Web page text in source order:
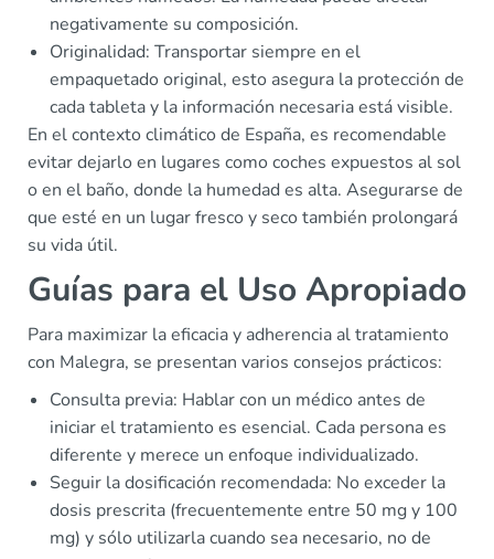
negativamente su composición.
Originalidad: Transportar siempre en el
empaquetado original, esto asegura la protección de
cada tableta y la información necesaria está visible.
En el contexto climático de España, es recomendable
evitar dejarlo en lugares como coches expuestos al sol
o en el baño, donde la humedad es alta. Asegurarse de
que esté en un lugar fresco y seco también prolongará
su vida útil.
Guías para el Uso Apropiado
Para maximizar la eficacia y adherencia al tratamiento
con Malegra, se presentan varios consejos prácticos:
Consulta previa: Hablar con un médico antes de
iniciar el tratamiento es esencial. Cada persona es
diferente y merece un enfoque individualizado.
Seguir la dosificación recomendada: No exceder la
dosis prescrita (frecuentemente entre 50 mg y 100
mg) y sólo utilizarla cuando sea necesario, no de